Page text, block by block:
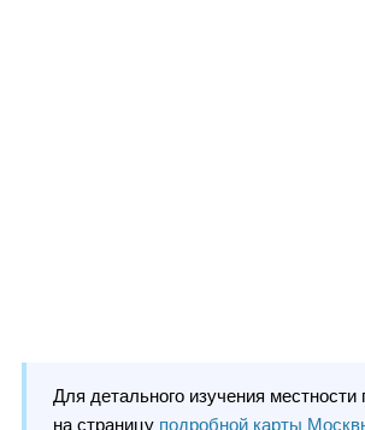
Для детального изучения местности
на страницу подробной карты